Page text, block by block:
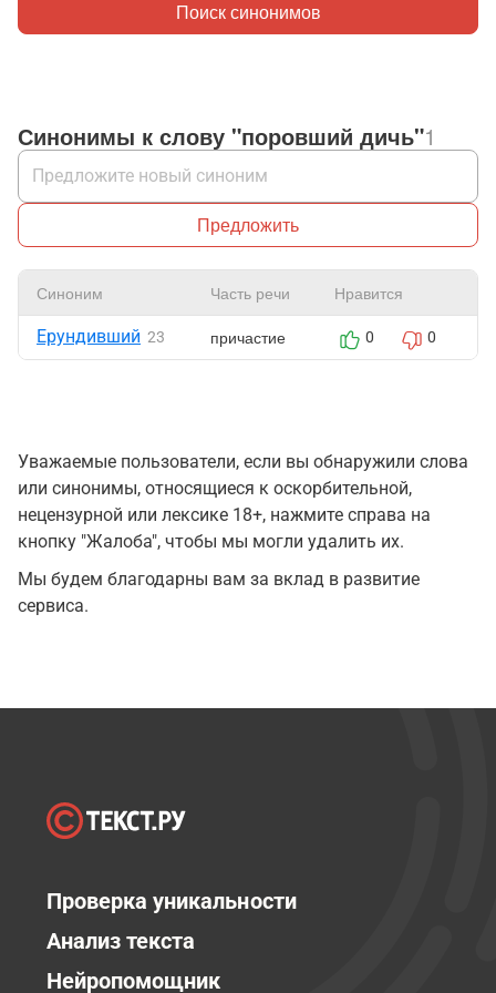
Поиск синонимов
Синонимы к слову "поровший дичь"1
Предложить
Синоним Часть речи Нравится
Ерундивший 23 причастие 0 0
Уважаемые пользователи, если вы обнаружили слова
или синонимы, относящиеся к оскорбительной,
нецензурной или лексике 18+, нажмите справа на
кнопку "Жалоба", чтобы мы могли удалить их.
Мы будем благодарны вам за вклад в развитие
сервиса.
Проверка уникальности
Анализ текста
Нейропомощник